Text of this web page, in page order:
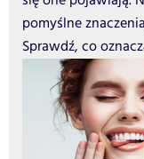
pomyślne
Sprawdź, co